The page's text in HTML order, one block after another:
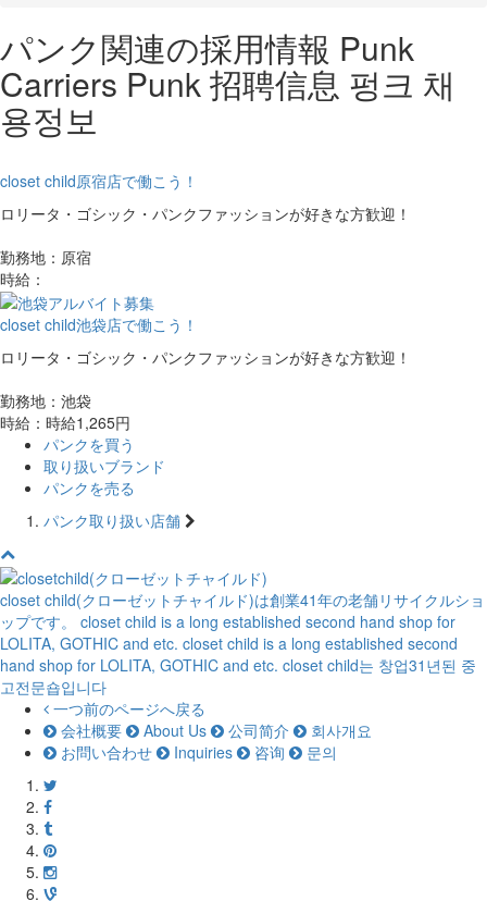
パンク関連の採用情報 Punk
Carriers Punk 招聘信息 펑크 채
용정보
closet child原宿店で働こう！
ロリータ・ゴシック・パンクファッションが好きな方歓迎！
勤務地：原宿
時給：
closet child池袋店で働こう！
ロリータ・ゴシック・パンクファッションが好きな方歓迎！
勤務地：池袋
時給：時給1,265円
パンクを買う
取り扱いブランド
パンクを売る
パンク取り扱い店舗
closet child(クローゼットチャイルド)は創業41年の老舗リサイクルショ
ップです。
closet child is a long established second hand shop for
LOLITA, GOTHIC and etc. closet child is a long established second
hand shop for LOLITA, GOTHIC and etc. closet child는 창업31년된 중
고전문숍입니다
一つ前のページへ戻る
会社概要
About Us 公司简介
회사개요
お問い合わせ
Inquiries 咨询 문의